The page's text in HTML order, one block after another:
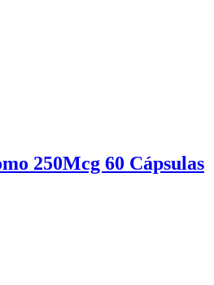
250Mcg 60 Cápsulas